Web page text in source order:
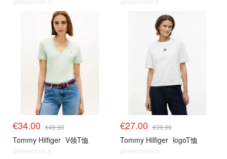
€34.00 €49.90
Tommy Hilfiger V领T恤
@dealmoon.fr
€27.00 €39.90
Tommy Hilfiger logoT恤
@dealmoon.fr